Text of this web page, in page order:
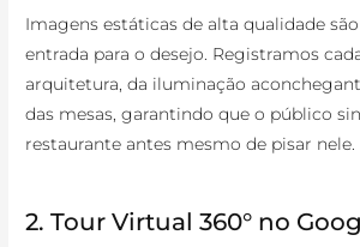
Imagens estáticas de alta qualidade
entrada para o desejo. Registramos
arquitetura, da iluminação
das mesas, garantindo que o público
restaurante antes mesmo de pisar nele.
2. Tour Virtual 360° no